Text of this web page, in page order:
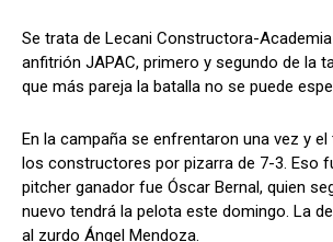
p
k
Se trata de Lecani Constructora-
anfitrión JAPAC, primero y segundo de la
que más pareja la batalla no se puede
En la campaña se enfrentaron una vez y
los constructores por pizarra de 7-3. Eso
pitcher ganador fue Óscar Bernal, quien
nuevo tendrá la pelota este domingo. La
al zurdo Ángel Mendoza.